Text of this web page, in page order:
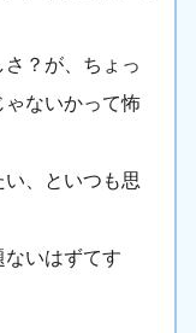
？が、ちょっ
ないかって怖
、といつも思
いはずてす